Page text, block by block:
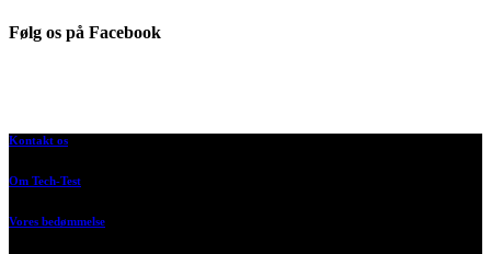
Følg os på Facebook
Kontakt os
Om Tech-Test
Vores bedømmelse